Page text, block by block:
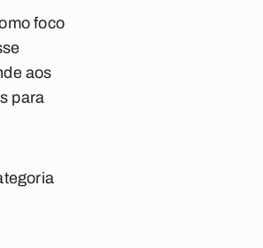
foco
aos
para